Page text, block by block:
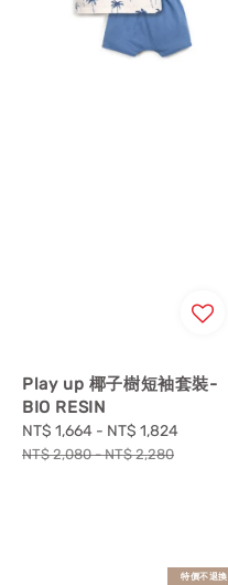
Play up 椰子樹短袖套裝-
BIO RESIN
Sale
price
NT$ 1,664 - NT$ 1,824
NT$ 2,080-NT$ 2,280
特價不退換